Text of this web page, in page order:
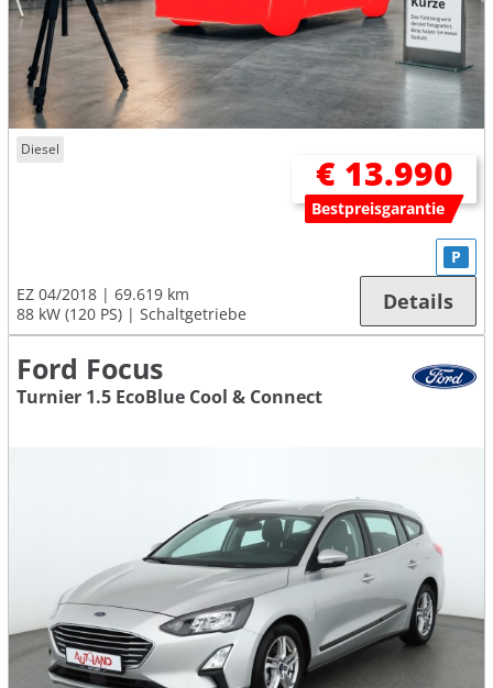
Diesel
€ 13.990
Bestpreisgarantie
EZ 04/2018
69.619 km
88 kW (120 PS)
Schaltgetriebe
P
Details
Ford Focus
Turnier 1.5 EcoBlue Cool & Connect